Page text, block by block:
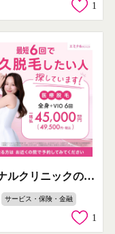
1
エミナルクリニックの最短6回で完了する全身医療脱毛
サービス・保険・金融
1